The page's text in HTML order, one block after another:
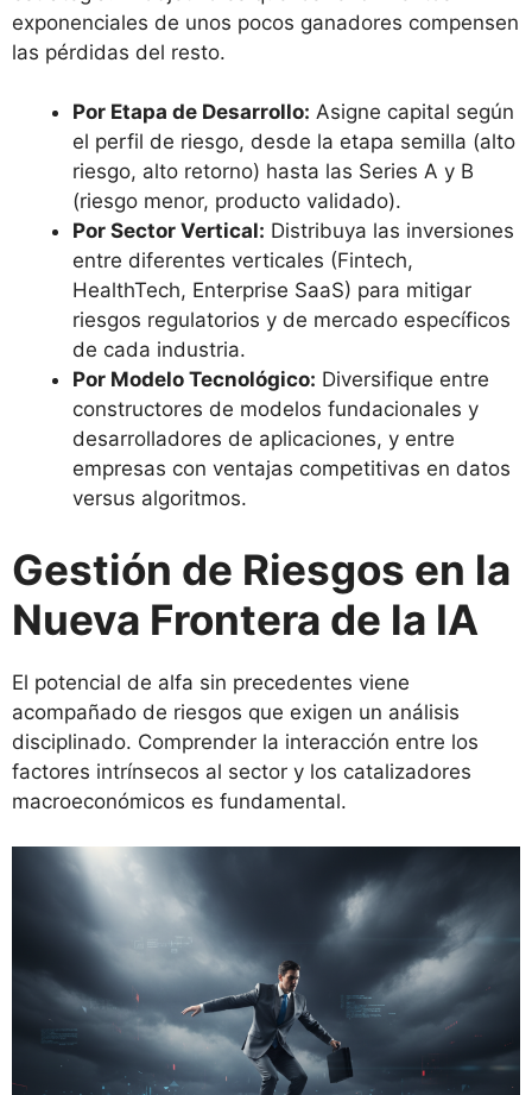
exponenciales de unos pocos ganadores compensen
las pérdidas del resto.
Por Etapa de Desarrollo: Asigne capital según
el perfil de riesgo, desde la etapa semilla (alto
riesgo, alto retorno) hasta las Series A y B
(riesgo menor, producto validado).
Por Sector Vertical: Distribuya las inversiones
entre diferentes verticales (Fintech,
HealthTech, Enterprise SaaS) para mitigar
riesgos regulatorios y de mercado específicos
de cada industria.
Por Modelo Tecnológico: Diversifique entre
constructores de modelos fundacionales y
desarrolladores de aplicaciones, y entre
empresas con ventajas competitivas en datos
versus algoritmos.
Gestión de Riesgos en la
Nueva Frontera de la IA
El potencial de alfa sin precedentes viene
acompañado de riesgos que exigen un análisis
disciplinado. Comprender la interacción entre los
factores intrínsecos al sector y los catalizadores
macroeconómicos es fundamental.